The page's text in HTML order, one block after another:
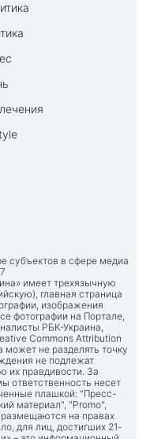
субъектов в сфере медиа
имеет трехязычную
главная страница
изображения
фотографии на Портале,
РБК-Украина,
Commons Attribution
не разделять точку
не подлежат
их правдивости. За
ответственность несет
плашкой: "Пресс-
материал", "Promo",
размещаются на правах
для лиц, достигших 21-